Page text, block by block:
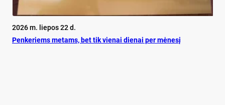
2026 m. liepos 22 d.
Pen­ke­riems me­tams, bet tik vie­nai die­nai per mė­ne­sį